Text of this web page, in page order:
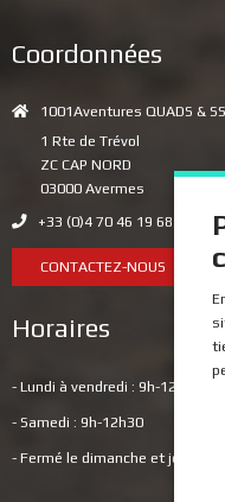
Coordonnées
1001Aventures QUADS &
1 Rte de Trévol
ZC CAP NORD
03000 Avermes
+33 (0)4 70 46 19 68
CONTACTEZ-NOUS
Horaires
- Lundi à vendredi : 9h-12h //
- Samedi : 9h-12h30
​- Fermé le dimanche et jours